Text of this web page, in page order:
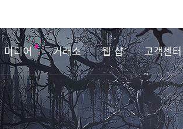
미디어 거래소 웹 샵 고객센터